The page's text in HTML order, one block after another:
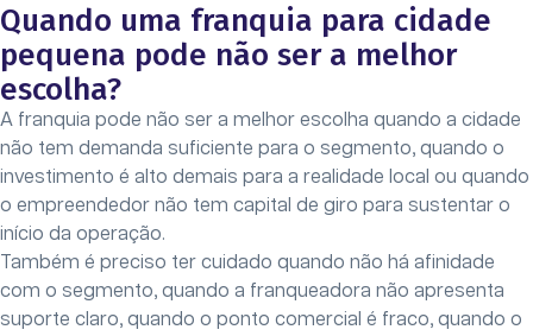
Quando uma franquia para cidade
pequena pode não ser a melhor
escolha?
A franquia pode não ser a melhor escolha quando a cidade
não tem demanda suficiente para o segmento, quando o
investimento é alto demais para a realidade local ou quando
o empreendedor não tem capital de giro para sustentar o
início da operação.
Também é preciso ter cuidado quando não há afinidade
com o segmento, quando a franqueadora não apresenta
suporte claro, quando o ponto comercial é fraco, quando o